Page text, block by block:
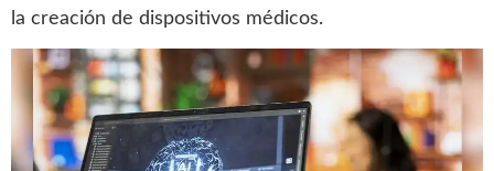
la creación de dispositivos médicos.